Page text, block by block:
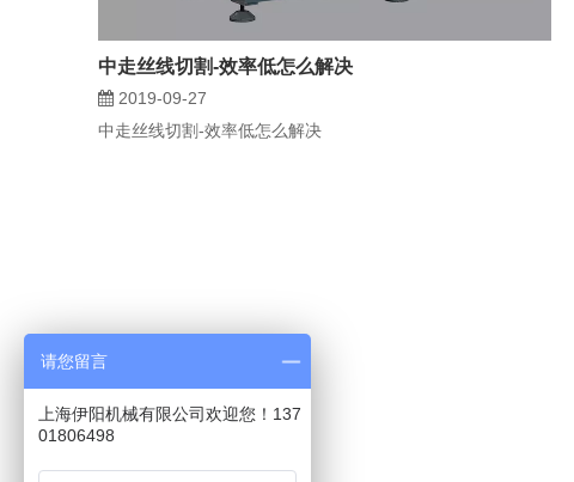
中走丝线切割-效率低怎么解决
2019-09-27
中走丝线切割-效率低怎么解决
请您留言
上海伊阳机械有限公司欢迎您！137
01806498